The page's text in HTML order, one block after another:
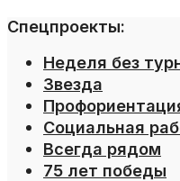
Спецпроекты:
Неделя без
Звезда
Социальная
Всегда рядом
75 лет победы